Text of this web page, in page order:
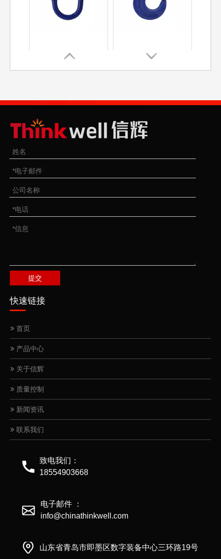
G100旋转自锁安全钩
G100连接双环扣
提交
快速链接
首页
产品中心
关于信辉
质量控制
新闻资讯
联系我们
致电我们：
18554903668
电子邮件 ：
info@chinathinkwell.com
山东省青岛市即墨区数字装备中心三环路19号